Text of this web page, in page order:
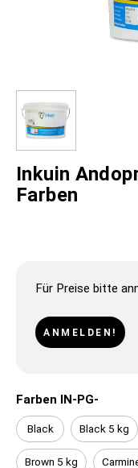
Inkuin
Farben
Für Preise bitte
ANMELDEN!
Farben IN-PG-
Black Black 5 kg
Brown 5 kg